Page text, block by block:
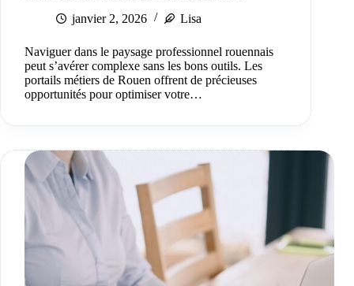
janvier 2, 2026
Lisa
Naviguer dans le paysage professionnel rouennais
peut s’avérer complexe sans les bons outils. Les
portails métiers de Rouen offrent de précieuses
opportunités pour optimiser votre…